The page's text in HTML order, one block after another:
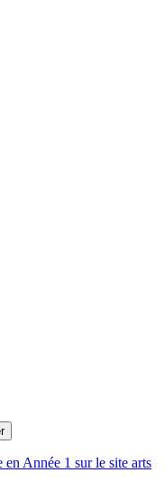
en Année 1 sur le site arts